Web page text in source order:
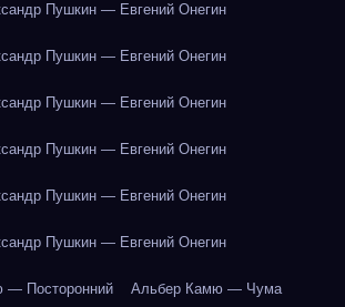
Пушкин — Евгений Онегин
Пушкин — Евгений Онегин
Пушкин — Евгений Онегин
Пушкин — Евгений Онегин
Пушкин — Евгений Онегин
Пушкин — Евгений Онегин
— Посторонний Альбер Камю — Чума